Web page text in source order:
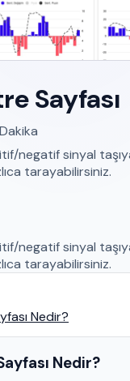
Sayfası
negatif sinyal
tarayabilirsiniz.
negatif sinyal
tarayabilirsiniz.
Nedir?
Nedir?